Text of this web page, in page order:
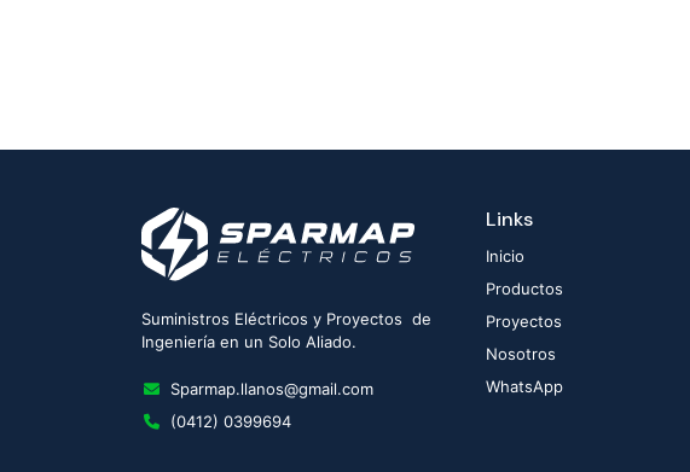
Suministros Eléctricos y Proyectos de
Ingeniería en un Solo Aliado.
Sparmap.llanos@gmail.com
(0412) 0399694
Links
Inicio
Productos
Proyectos
Nosotros
WhatsApp